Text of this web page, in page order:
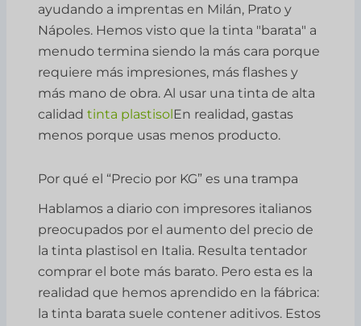
ayudando a imprentas en Milán, Prato y
Nápoles. Hemos visto que la tinta "barata" a
menudo termina siendo la más cara porque
requiere más impresiones, más flashes y
más mano de obra. Al usar una tinta de alta
calidadtinta plastisolEn realidad, gastas
menos porque usas menos producto.
Por qué el “Precio por KG” es una trampa
Hablamos a diario con impresores italianos
preocupados por el aumento del precio de
la tinta plastisol en Italia. Resulta tentador
comprar el bote más barato. Pero esta es la
realidad que hemos aprendido en la fábrica:
la tinta barata suele contener aditivos. Estos